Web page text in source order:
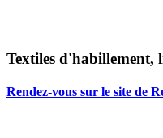
Textiles d'habillement,
Rendez-vous sur le site de